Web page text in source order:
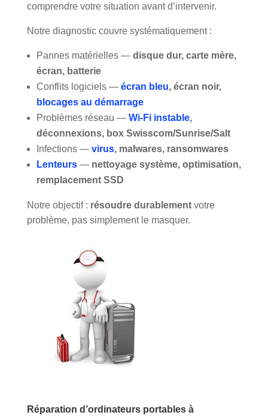
comprendre votre situation avant d’intervenir.
Notre diagnostic couvre systématiquement :
Pannes matérielles — disque dur, carte mère,
écran, batterie
Conflits logiciels — écran bleu, écran noir,
blocages au démarrage
Problèmes réseau — Wi-Fi instable,
déconnexions, box Swisscom/Sunrise/Salt
Infections — virus, malwares, ransomwares
Lenteurs— nettoyage système, optimisation,
remplacement SSD
Notre objectif : résoudre durablementvotre
problème, pas simplement le masquer.
Réparation d’ordinateurs portables à